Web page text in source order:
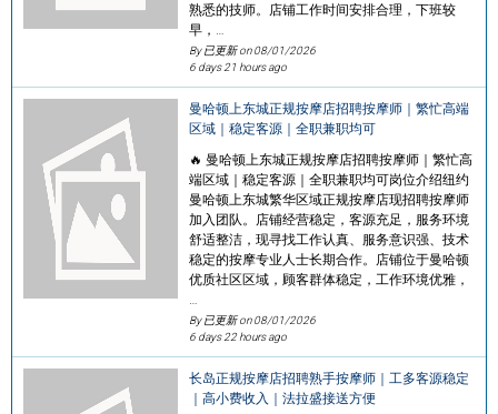
熟悉的技师。店铺工作时间安排合理，下班较
早，…
By 已更新 on08/01/2026
6 days 21 hours ago
曼哈顿上东城正规按摩店招聘按摩师｜繁忙高端
区域｜稳定客源｜全职兼职均可
🔥 曼哈顿上东城正规按摩店招聘按摩师｜繁忙高
端区域｜稳定客源｜全职兼职均可岗位介绍纽约
曼哈顿上东城繁华区域正规按摩店现招聘按摩师
加入团队。店铺经营稳定，客源充足，服务环境
舒适整洁，现寻找工作认真、服务意识强、技术
稳定的按摩专业人士长期合作。店铺位于曼哈顿
优质社区区域，顾客群体稳定，工作环境优雅，
By 已更新 on08/01/2026
6 days 22 hours ago
长岛正规按摩店招聘熟手按摩师｜工多客源稳定
｜高小费收入｜法拉盛接送方便